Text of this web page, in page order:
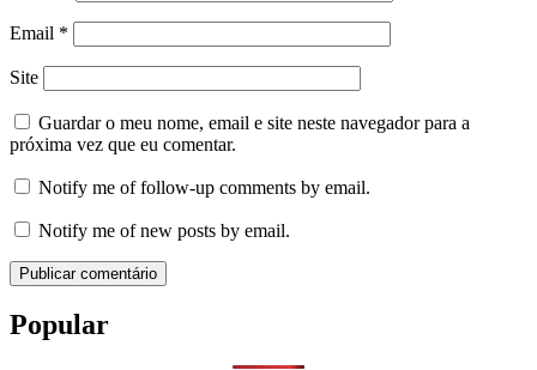
Email *
Site
Guardar o meu nome, email e site neste navegador para a
próxima vez que eu comentar.
Notify me of follow-up comments by email.
Notify me of new posts by email.
Popular